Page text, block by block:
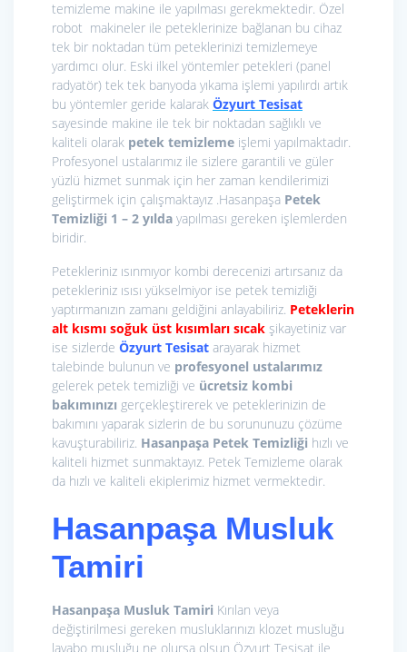
temizleme makine ile yapılması gerekmektedir. Özel
robot makineler ile peteklerinize bağlanan bu cihaz
tek bir noktadan tüm peteklerinizi temizlemeye
yardımcı olur. Eski ilkel yöntemler petekleri (panel
radyatör) tek tek banyoda yıkama işlemi yapılırdı artık
bu yöntemler geride kalarak Özyurt Tesisat
sayesinde makine ile tek bir noktadan sağlıklı ve
kaliteli olarak petek temizleme işlemi yapılmaktadır.
Profesyonel ustalarımız ile sizlere garantili ve güler
yüzlü hizmet sunmak için her zaman kendilerimizi
geliştirmek için çalışmaktayız .Hasanpaşa Petek
Temizliği 1 – 2 yılda yapılması gereken işlemlerden
biridir.
Petekleriniz ısınmıyor kombi derecenizi artırsanız da
petekleriniz ısısı yükselmiyor ise petek temizliği
yaptırmanızın zamanı geldiğini anlayabiliriz. Peteklerin
alt kısmı soğuk üst kısımları sıcak şikayetiniz var
ise sizlerde Özyurt Tesisat arayarak hizmet
talebinde bulunun ve profesyonel ustalarımız
gelerek petek temizliği ve ücretsiz kombi
bakımınızı gerçekleştirerek ve peteklerinizin de
bakımını yaparak sizlerin de bu sorununuzu çözüme
kavuşturabiliriz. Hasanpaşa Petek Temizliği hızlı ve
kaliteli hizmet sunmaktayız. Petek Temizleme olarak
da hızlı ve kaliteli ekiplerimiz hizmet vermektedir.
Hasanpaşa Musluk
Tamiri
Hasanpaşa Musluk Tamiri Kırılan veya
değiştirilmesi gereken musluklarınızı klozet musluğu
lavabo musluğu ne olursa olsun Özyurt Tesisat ile